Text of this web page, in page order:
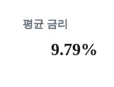
평균 금리
9.79%